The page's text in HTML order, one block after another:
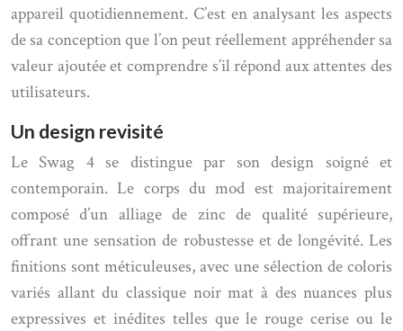
appareil quotidiennement. C’est en analysant les aspects
de sa conception que l’on peut réellement appréhender sa
valeur ajoutée et comprendre s’il répond aux attentes des
utilisateurs.
Un design revisité
Le Swag 4 se distingue par son design soigné et
contemporain. Le corps du mod est majoritairement
composé d’un alliage de zinc de qualité supérieure,
offrant une sensation de robustesse et de longévité. Les
finitions sont méticuleuses, avec une sélection de coloris
variés allant du classique noir mat à des nuances plus
expressives et inédites telles que le rouge cerise ou le